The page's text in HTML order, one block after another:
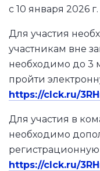
с 10 января 2026
Для участия
участникам вне
необходимо до 3
пройти
https://clck.ru/
Для участия в
необходимо
https://clck.ru/